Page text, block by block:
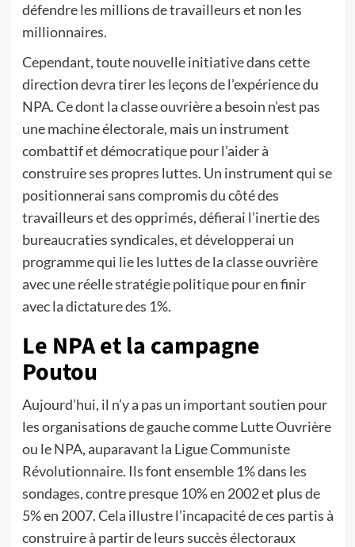
défendre les millions de travailleurs et non les
millionnaires.
Cependant, toute nouvelle initiative dans cette
direction devra tirer les leçons de l’expérience du
NPA. Ce dont la classe ouvrière a besoin n’est pas
une machine électorale, mais un instrument
combattif et démocratique pour l’aider à
construire ses propres luttes. Un instrument qui se
positionnerai sans compromis du côté des
travailleurs et des opprimés, défierai l’inertie des
bureaucraties syndicales, et développerai un
programme qui lie les luttes de la classe ouvrière
avec une réelle stratégie politique pour en finir
avec la dictature des 1%.
Le NPA et la campagne
Poutou
Aujourd’hui, il n’y a pas un important soutien pour
les organisations de gauche comme Lutte Ouvrière
ou le NPA, auparavant la Ligue Communiste
Révolutionnaire. Ils font ensemble 1% dans les
sondages, contre presque 10% en 2002 et plus de
5% en 2007. Cela illustre l’incapacité de ces partis à
construire à partir de leurs succès électoraux